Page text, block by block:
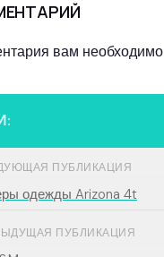
вам необходимо
ПУБЛИКАЦИЯ
одежды Arizona 4t
ПУБЛИКАЦИЯ